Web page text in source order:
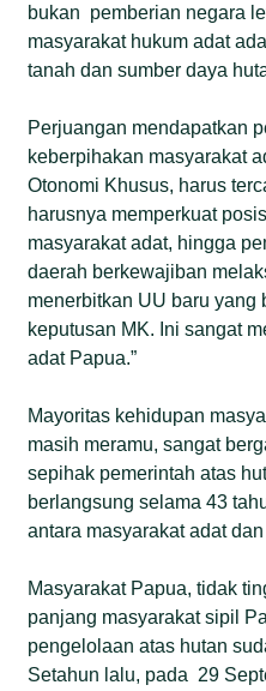
bukan pemberian negara
masyarakat hukum adat
tanah dan sumber daya
Perjuangan mendapatkan
keberpihakan masyarakat
Otonomi Khusus, harus
harusnya memperkuat
masyarakat adat, hingga
daerah berkewajiban
menerbitkan UU baru yang
keputusan MK. Ini sangat
adat Papua.”
Mayoritas kehidupan
masih meramu, sangat
sepihak pemerintah atas
berlangsung selama 43
antara masyarakat adat
Masyarakat Papua, tidak
panjang masyarakat sipil
pengelolaan atas hutan
Setahun lalu, pada 29